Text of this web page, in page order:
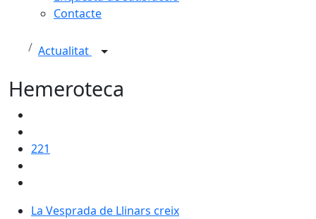
Contacte
Actualitat
Hemeroteca
221
La Vesprada de Llinars creix
La Vesprada de Llinars creix